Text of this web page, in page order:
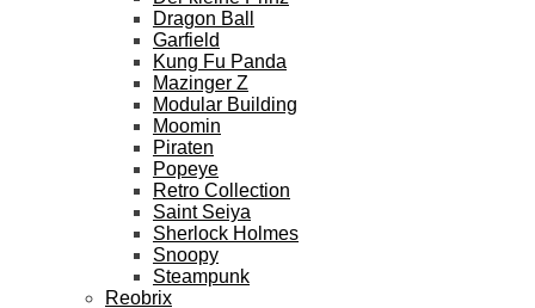
Dragon Ball
Garfield
Kung Fu Panda
Mazinger Z
Modular Building
Moomin
Piraten
Popeye
Retro Collection
Saint Seiya
Sherlock Holmes
Snoopy
Steampunk
Reobrix